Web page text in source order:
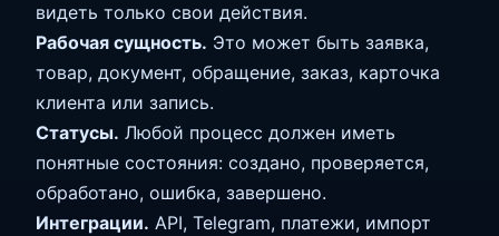
видеть только свои действия.
Рабочая сущность. Это может быть заявка,
товар, документ, обращение, заказ, карточка
клиента или запись.
Статусы. Любой процесс должен иметь
понятные состояния: создано, проверяется,
обработано, ошибка, завершено.
Интеграции. API, Telegram, платежи, импорт